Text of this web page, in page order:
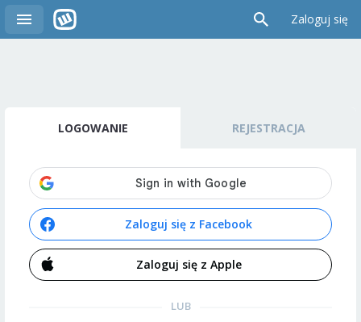
Zaloguj się
LOGOWANIE REJESTRACJA
Zaloguj się z Facebook
Zaloguj się z Apple
LUB